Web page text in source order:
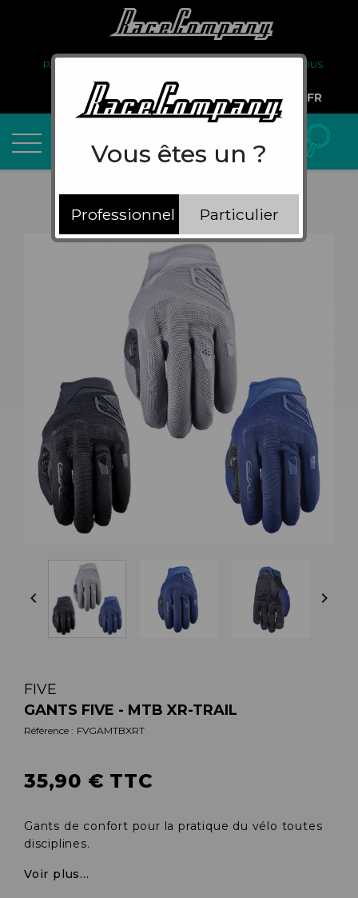
PARTENARIAT
À PROPOS DE NOUS
COMPTE PRO
FR
 
FIVE
GANTS FIVE - MTB XR-TRAIL
Référence : FVGAMTBXRT
35,90 € TTC
Gants de confort pour la pratique du vélo toutes
disciplines.
Voir plus...
Vous êtes un ?
Professionnel Particulier